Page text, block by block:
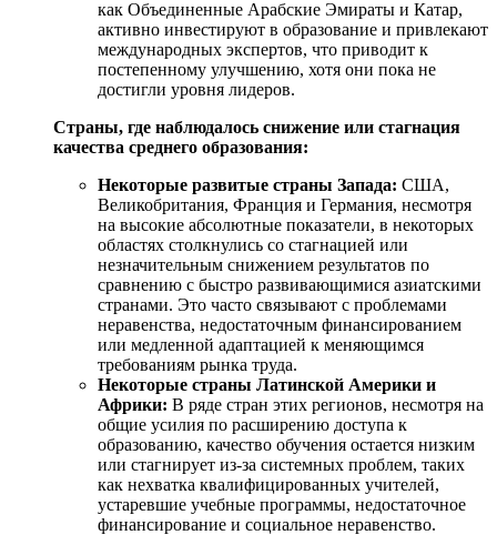
как Объединенные Арабские Эмираты и Катар,
активно инвестируют в образование и привлекают
международных экспертов, что приводит к
постепенному улучшению, хотя они пока не
достигли уровня лидеров.
Страны, где наблюдалось снижение или стагнация
качества среднего образования:
Некоторые развитые страны Запада: США,
Великобритания, Франция и Германия, несмотря
на высокие абсолютные показатели, в некоторых
областях столкнулись со стагнацией или
незначительным снижением результатов по
сравнению с быстро развивающимися азиатскими
странами. Это часто связывают с проблемами
неравенства, недостаточным финансированием
или медленной адаптацией к меняющимся
требованиям рынка труда.
Некоторые страны Латинской Америки и
Африки: В ряде стран этих регионов, несмотря на
общие усилия по расширению доступа к
образованию, качество обучения остается низким
или стагнирует из-за системных проблем, таких
как нехватка квалифицированных учителей,
устаревшие учебные программы, недостаточное
финансирование и социальное неравенство.